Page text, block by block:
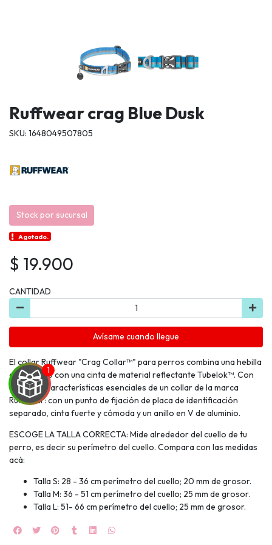
de
Ruffwear crag Blue Dusk
SKU: 1648049507805
Stock por sucursal
Agotado.
$ 19.900
CANTIDAD
Avísame cuando llegue
El collar Ruffwear "Crag Collar™" para perros combina una hebilla
de fácil uso con una cinta de material reflectante Tubelok™. Con
todas las características esenciales de un collar de la marca
Ruffwear: con un punto de fijación de placa de identificación
separado, cinta fuerte y cómoda y un anillo en V de aluminio.
ESCOGE LA TALLA CORRECTA: Mide alrededor del cuello de tu
perro, es decir su perímetro del cuello. Compara con las medidas
acá:
Talla S: 28 - 36 cm perímetro del cuello; 20 mm de grosor.
Talla M: 36 - 51 cm perímetro del cuello; 25 mm de grosor.
Talla L: 51- 66 cm perímetro del cuello; 25 mm de grosor.